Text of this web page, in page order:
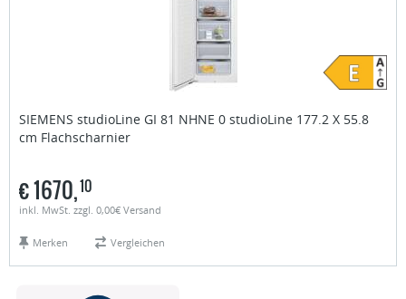
SIEMENS studioLine GI 81 NHNE 0 studioLine 177.2 X 55.8
cm Flachscharnier
€1670,10
inkl. MwSt. zzgl. 0,00€ Versand
Merken Vergleichen